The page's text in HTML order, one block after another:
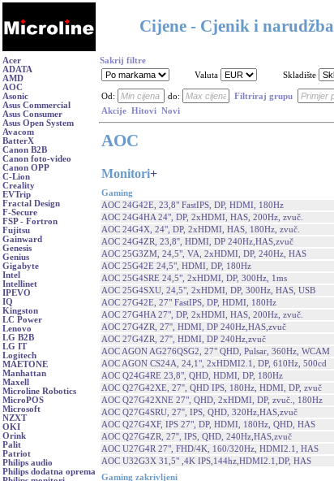
Cijene - Cjenik i narudžba
Acer
ADATA
AMD
AOC
Asonic
Asus Commercial
Asus Consumer
Asus Open System
Avacom
BatterX
Canon B2B
Canon foto-video
Canon OPP
C-Lion
Creality
EVTrip
Fractal Design
F-Secure
FSP - Fortron
Fujitsu
Gainward
Genesis
Genius
Gigabyte
Intel
Intellinet
IPEVO
IQ
Kingston
LC Power
Lenovo
LG B2B
LG IT
Logitech
MAETONE
Manhattan
Maxell
Microline Robotics
MicroPOS
Microsoft
NZXT
OKI
Orink
Palit
Patriot
Philips audio
Philips dodatna oprema
Sakrij filtre
Valuta
Skladište
Od: do:
Filtriraj grupu
Akcije Hitovi Novi
AOC
Monitori+
Gaming
AOC 24G42E, 23,8" FastIPS, DP, HDMI, 180Hz
AOC 24G4HA 24", DP, 2xHDMI, HAS, 200Hz, zvuč.
AOC 24G4X, 24", DP, 2xHDMI, HAS, 180Hz, zvuč.
AOC 24G4ZR, 23,8'', HDMI, DP 240Hz,HAS,zvuč
AOC 25G3ZM, 24,5", VA, 2xHDMI, DP, 240Hz, HAS
AOC 25G42E 24,5", HDMI, DP, 180Hz
AOC 25G4SRE 24,5", 2xHDMI, DP, 300Hz, 1ms
AOC 25G4SXU, 24,5", 2xHDMI, DP, 300Hz, HAS, USB
AOC 27G42E, 27" FastIPS, DP, HDMI, 180Hz
AOC 27G4HA 27", DP, 2xHDMI, HAS, 200Hz, zvuč.
AOC 27G4ZR, 27'', HDMI, DP 240Hz,HAS,zvuč
AOC 27G4ZR, 27'', HDMI, DP 240Hz,zvuč
AOC AGON AG276QSG2, 27" QHD, Pulsar, 360Hz, WCAM
AOC AGON CS24A, 24,1", 2xHDMI2.1, DP, 610Hz, 500cd
AOC Q24G4RE 23,8", QHD, HDMI, DP, 180Hz
AOC Q27G42XE, 27'', QHD IPS, 180Hz, HDMI, DP, zvuč
AOC Q27G42XNE 27", QHD, 2xHDMI, DP, zvuč., 180Hz
AOC Q27G4SRU, 27'', IPS, QHD, 320Hz,HAS,zvuč
AOC Q27G4XF, IPS 27", DP, HDMI, 180Hz, QHD, HAS
AOC Q27G4ZR, 27'', IPS, QHD, 240Hz,HAS,zvuč
AOC U27G4R 27", FHD/4K, 160/320Hz, HDMI2.1, HAS
AOC U32G3X 31,5" ,4K IPS,144hz,HDMI2.1,DP, HAS
Gaming zakrivljeni